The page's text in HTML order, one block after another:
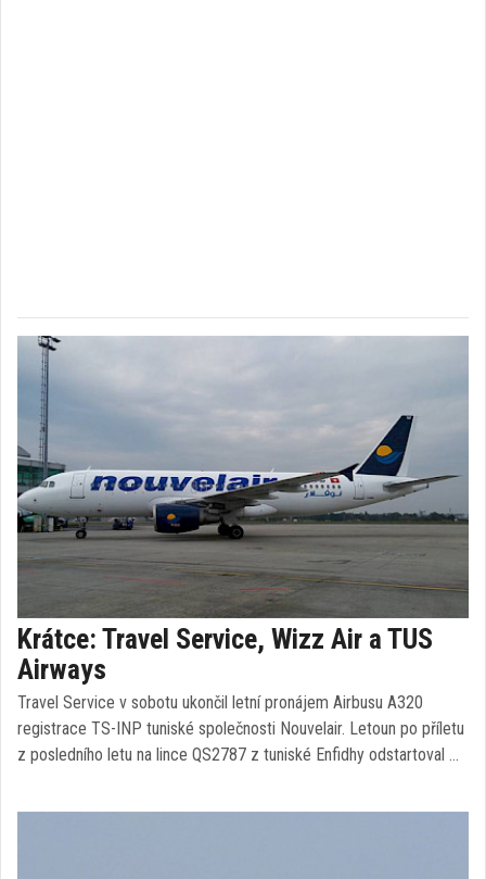
Krátce: Travel Service, Wizz Air a TUS
Airways
Travel Service v sobotu ukončil letní pronájem Airbusu A320
registrace TS-INP tuniské společnosti Nouvelair. Letoun po příletu
z posledního letu na lince QS2787 z tuniské Enfidhy odstartoval …